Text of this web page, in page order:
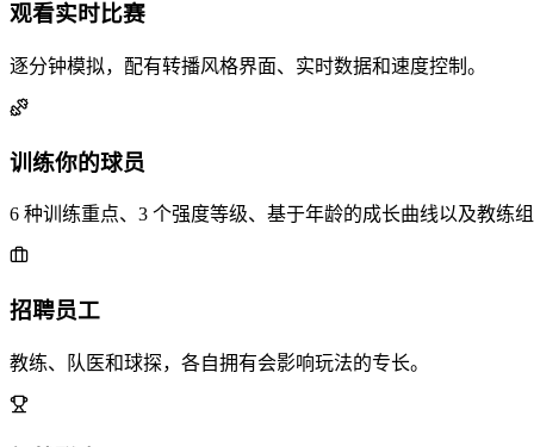
观看实时比赛
逐分钟模拟，配有转播风格界面、实时数据和速度控制。
训练你的球员
6 种训练重点、3 个强度等级、基于年龄的成长曲线以及教练
招聘员工
教练、队医和球探，各自拥有会影响玩法的专长。